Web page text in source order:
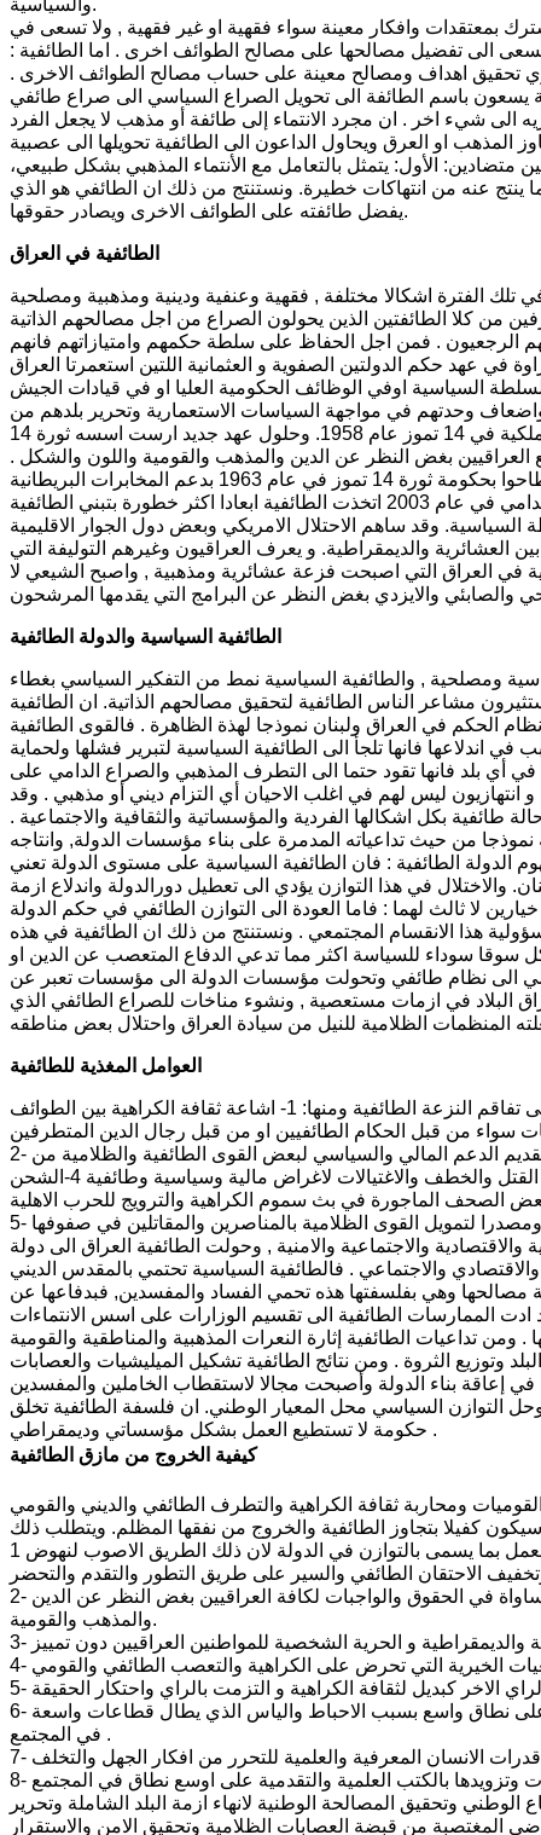
بمعتقدات وافكار معينة سواء فقهية او غير فقهية , ولا تسعى في
الى تفضيل مصالحها على مصالح الطوائف اخرى . اما الطائفية :
تحقيق اهداف ومصالح معينة على حساب مصالح الطوائف الاخرى .
يسعون باسم الطائفة الى تحويل الصراع السياسي الى صراع طائفي
الى شيء اخر . ان مجرد الانتماء إلى طائفة أو مذهب لا يجعل الفرد
المذهب او العرق ويحاول الداعون الى الطائفية تحويلها الى عصبية
الأول: يتمثل بالتعامل مع الأنتماء المذهبي بشكل طبيعي،
ينتج عنه من انتهاكات خطيرة. ونستنتج من ذلك ان الطائفي هو الذي
يفضل طائفته على الطوائف الاخرى ويصادر حقوقها.
الطائفية في العراق
تلك الفترة اشكالا مختلفة , فقهية وعنفية ودينية ومذهبية ومصلحية
من كلا الطائفتين الذين يحولون الصراع من اجل مصالحهم الذاتية
الرجعيون . فمن اجل الحفاظ على سلطة حكمهم وامتيازاتهم فانهم
عهد حكم الدولتين الصفوية و العثمانية اللتين استعمرتا العراق
السياسية اوفي الوظائف الحكومية العليا او في قيادات الجيش
وحدتهم في مواجهة السياسات الاستعمارية وتحرير بلدهم من
الاحتلال . وقد استمر الحكام في ممارسة النهج الطائفي حتى سقوط السلطة الملكية في 14 تموز عام 1958. وحلول عهد جديد ارست اسسه ثورة 14
العراقيين بغض النظر عن الدين والمذهب والقومية واللون والشكل .
غير ان الحكام الدكتاتوريين من سلالة القوميين الرجعيين والبعثيين الدمويين الذين اطاحوا بحكومة ثورة 14 تموز في عام 1963 بدعم المخابرات البريطانية
و الغربية عادوا الى تغذية الطائفية واعادة نهجها في الحكم . ومنذ سقوط النظام الصدامي في عام 2003 اتخذت الطائفية ابعادا اكثر خطورة بتبني الطائفية
وقد ساهم الاحتلال الامريكي وبعض دول الجوار الاقليمية
العشائرية والديمقراطية. و يعرف العراقيون وغيرهم التوليفة التي
في العراق التي اصبحت فزعة عشائرية ومذهبية , واصبح الشيعي لا
الطائفية السياسية والدولة الطائفية
ومصلحية , والطائفية السياسية نمط من التفكير السياسي بغطاء
مشاعر الناس الطائفية لتحقيق مصالحهم الذاتية. ان الطائفية
الحكم في العراق ولبنان نموذجا لهذة الظاهرة . فالقوى الطائفية
فانها تلجأ الى الطائفية السياسية لتبرير فشلها ولحماية
في أي بلد فانها تقود حتما الى التطرف المذهبي والصراع الدامي على
انتهازيون ليس لهم في اغلب الاحيان أي التزام ديني أو مذهبي . وقد
طائفية بكل اشكالها الفردية والمؤسساتية والثقافية والاجتماعية .
نموذجا من حيث تداعياته المدمرة على بناء مؤسسات الدولة, وانتاجه
الدولة الطائفية : فان الطائفية السياسية على مستوى الدولة تعني
في هذا التوازن يؤدي الى تعطيل دورالدولة واندلاع ازمة
لا ثالث لهما : فاما العودة الى التوازن الطائفي في حكم الدولة
هذا الانقسام المجتمعي . ونستنتج من ذلك ان الطائفية في هذه
سوقا سوداء للسياسة اكثر مما تدعي الدفاع المتعصب عن الدين او
الى نظام طائفي وتحولت مؤسسات الدولة الى مؤسسات تعبر عن
البلاد في ازمات مستعصية , ونشوء مناخات للصراع الطائفي الذي
العوامل المغذية للطائفية
اذا اخذنا حالة العراق فنجد كثيراً من العوامل المحلية والاقليمية والدولية التي ادت الى تفاقم النزعة الطائفية ومنها: 1- اشاعة ثقافة الكراهية بين الطوائف
2- قيام بعض الدول الخليجية والاقليمية بالتدخل في شؤون العراق الداخلية من خلال تقديم الدعم المالي والسياسي لبعض القوى الطائفية والظلامية من
اجل اشعال نار الفتن بين الطوائف المسلمة 3- تزايد نشاط المليشيات التي تمارس القتل والخطف والاغتيالات لاغراض مالية وسياسية وطائفية 4-الشحن
والاجتماعية والامنية , وحولت الطائفية العراق الى دولة
والاجتماعي . فالطائفية السياسية تحتمي بالمقدس الديني
مصالحها وهي بفلسفتها هذه تحمي الفساد والمفسدين, فبدفاعها عن
ادت الممارسات الطائفية الى تقسيم الوزارات على اسس الانتماءات
تداعيات الطائفية إثارة النعرات المذهبية والمناطقية والقومية
وتوزيع الثروة . ومن نتائج الطائفية تشكيل الميليشيات والعصابات
بناء الدولة وأصبحت مجالا لاستقطاب الخاملين والمفسدين
التوازن السياسي محل المعيار الوطني. ان فلسفة الطائفية تخلق
حكومة لا تستطيع العمل بشكل مؤسساتي وديمقراطي .
كيفية الخروج من مازق الطائفية
ومحاربة ثقافة الكراهية والتطرف الطائفي والديني والقومي
1 يجب على الدولة العراقية نبذ الطائفية ومغادرة نظام المحاصصة المقيت وتحريم العمل بما يسمى بالتوازن في الدولة لان ذلك الطريق الاصوب لنهوض
2- التوجه نحو بناء دولة مدنية ديمقراطية على اسس المواطنة الحقة التي تضمن المساواة في الحقوق والواجبات لكافة العراقيين بغض النظر عن الدين
والمذهب والقومية.
6- نشر الوعي العلمي والثقافي لمكافحة افكار الخرافة والشعوذة التي اخذت تنتشر على نطاق واسع بسبب الاحباط والياس الذي يطال قطاعات واسعة
في المجتمع .
وتحقيق المصالحة الوطنية لانهاء ازمة البلد الشاملة وتحرير